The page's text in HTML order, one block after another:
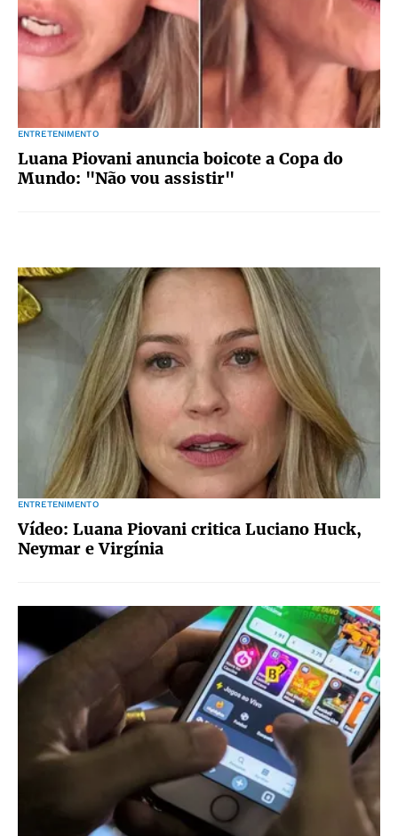
ENTRETENIMENTO
Luana Piovani anuncia boicote a Copa do
Mundo: "Não vou assistir"
ENTRETENIMENTO
Vídeo: Luana Piovani critica Luciano Huck,
Neymar e Virgínia